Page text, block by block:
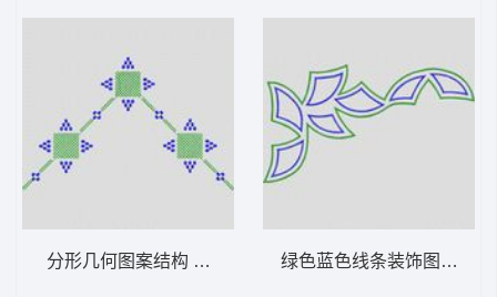
分形几何图案结构 植物花型 绿色蓝色线条装饰图案 植